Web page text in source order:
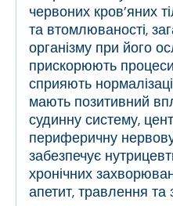
червоних кров’яних
та втомлюваності,
організму при його
прискорюють
сприяють
мають позитивний
судинну систему,
периферичну
забезпечує
хронічних
апетит, травлення та